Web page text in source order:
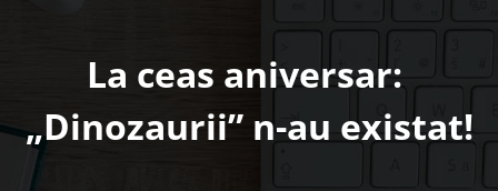
La ceas aniversar:
„Dinozaurii” n-au existat!